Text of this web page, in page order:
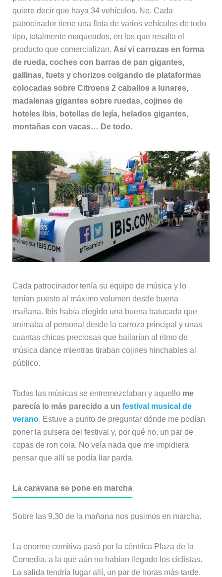
quiere decir que haya 34 vehículos. No. Cada
patrocinador tiene una flota de varios vehículos de todo
tipo, totalmente maqueados, en los que resalta el
producto que comercializan. Así vi carrozas en forma
de rueda, coches con barras de pan gigantes,
gallinas, fuets y chorizos colgando de plataformas
colocadas sobre Citroens 2 caballos a lunares,
madalenas gigantes sobre ruedas, cojines de
hoteles Ibis, botellas de lejía, helados gigantes,
montañas con vacas… De todo.
Cada patrocinador tenía su equipo de música y lo
tenían puesto al máximo volumen desde buena
mañana. Ibis había elegido una buena batucada que
animaba al personal desde la carroza principal y unas
cuantas chicas preciosas que bailarían al ritmo de
música dance mientras tiraban cojines hinchables al
público.
Todas las músicas se entremezclaban y aquello me
parecía lo más parecido a un festival musical de
verano. Estuve a punto de preguntar dónde me podían
poner la pulsera del festival y, por qué no, un par de
copas de ron cola. No veía nada que me impidiera
pensar que allí se podía liar parda.
La caravana se pone en marcha
Sobre las 9.30 de la mañana nos pusimos en marcha.
La enorme comitiva pasó por la céntrica Plaza de la
Comedia, a la que aún no habían llegado los ciclistas.
La salida tendría lugar allí, un par de horas más tarde.